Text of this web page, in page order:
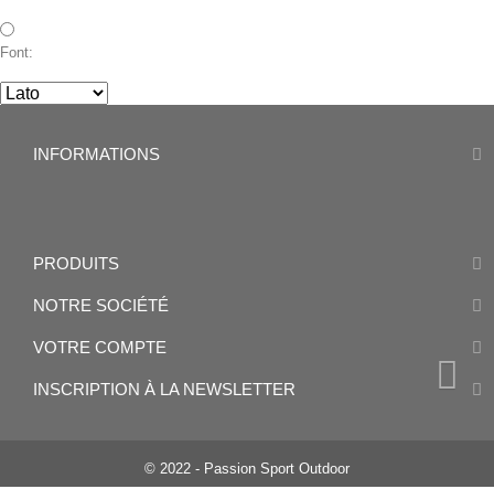
Font:
INFORMATIONS
PRODUITS
NOTRE SOCIÉTÉ
VOTRE COMPTE
INSCRIPTION À LA NEWSLETTER
© 2022 - Passion Sport Outdoor